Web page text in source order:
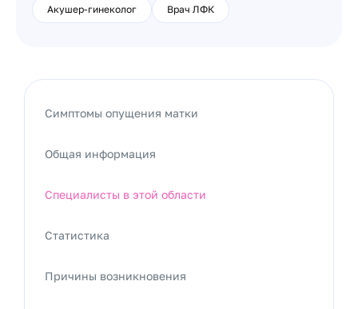
Акушер-гинеколог Врач ЛФК
Симптомы опущения матки
Общая информация
Специалисты в этой области
Статистика
Причины возникновения